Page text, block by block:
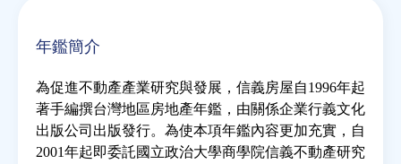
表
焦點新聞
教育推廣
這年鑑簡介
為促進不動產產業研究與發展，信義房屋自1996年起
著手編撰台灣地區房地產年鑑，由關係企業行義文化
出版公司出版發行。為使本項年鑑內容更加充實，自
2001年起即委託國立政治大學商學院信義不動產研究